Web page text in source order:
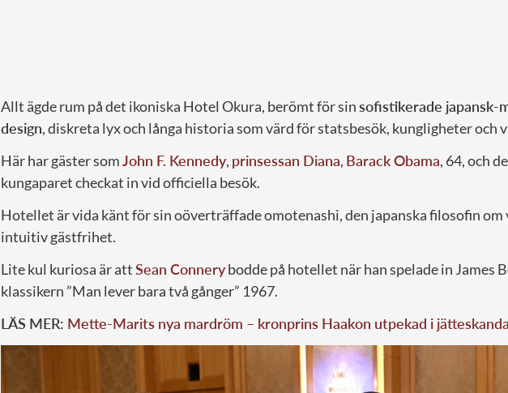
Allt ägde rum på det ikoniska Hotel Okura, berömt för sinsofistikerade japansk-
design, diskreta lyx och långa historia som värd för statsbesök, kungligheter och
Här har gäster somJohn F. Kennedy, prinsessan Diana, Barack Obama, 64, och
kungaparet checkat in vid officiella besök.
Hotellet är vida känt för sin oöverträffade omotenashi, den japanska filosofin om
intuitiv gästfrihet.
Lite kul kuriosa är attSean Connerybodde på hotellet när han spelade in James
klassikern ”Man lever bara två gånger” 1967.
LÄS MER: Mette-Marits nya mardröm – kronprins Haakon utpekad i